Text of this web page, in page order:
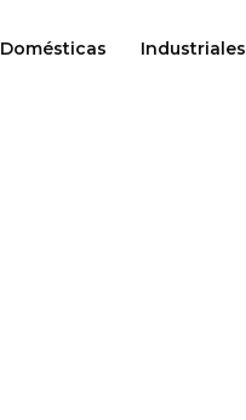
Domésticas Industriales